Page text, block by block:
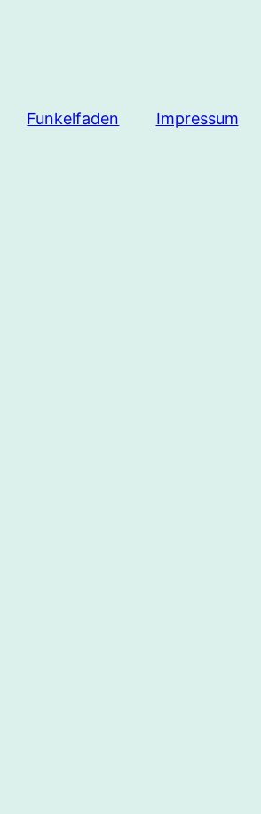
Funkelfaden Impressum